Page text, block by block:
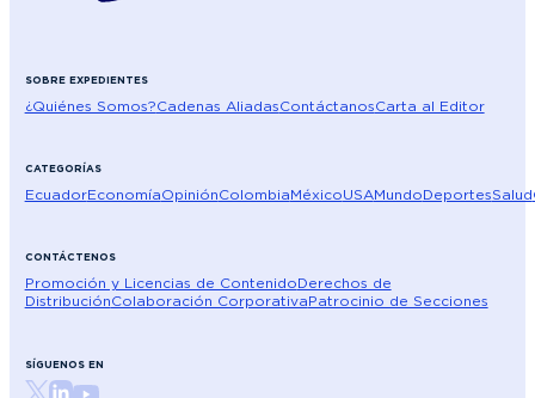
SOBRE EXPEDIENTES
¿Quiénes Somos?Cadenas AliadasContáctanosCarta al Editor
CATEGORÍAS
EcuadorEconomíaOpiniónColombiaMéxicoUSAMundoDeportesSalud
CONTÁCTENOS
Promoción y Licencias de ContenidoDerechos de
DistribuciónColaboración CorporativaPatrocinio de Secciones
SÍGUENOS EN